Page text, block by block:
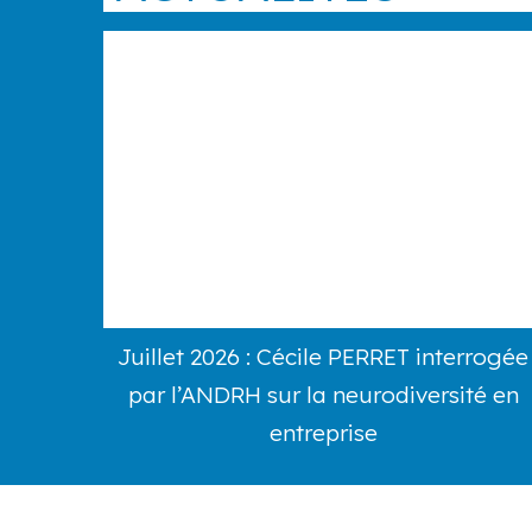
Juillet 2026 : Cécile PERRET interrogée
par l’ANDRH sur la neurodiversité en
entreprise